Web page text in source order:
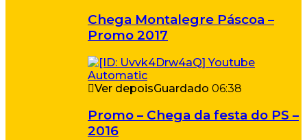
Chega Montalegre Páscoa –
Promo 2017
Ver depoisGuardado 06:38
Promo – Chega da festa do PS –
2016